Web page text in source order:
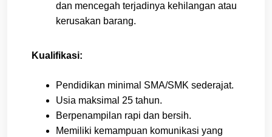
dan mencegah terjadinya kehilangan atau
kerusakan barang.
Kualifikasi:
Pendidikan minimal SMA/SMK sederajat.
Usia maksimal 25 tahun.
Berpenampilan rapi dan bersih.
Memiliki kemampuan komunikasi yang